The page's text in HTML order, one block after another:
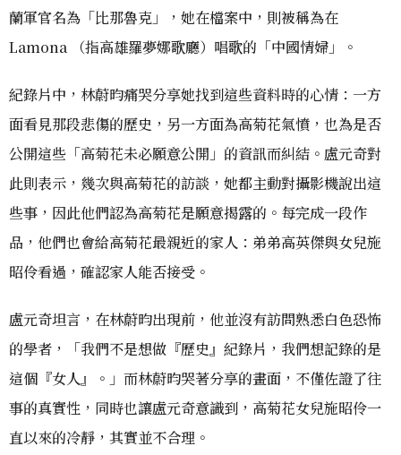
蘭軍官名為「比那魯克」，她在檔案中，則被稱為在
Lamona （指高雄羅夢娜歌廳）唱歌的「中國情婦」。
紀錄片中，林蔚昀痛哭分享她找到這些資料時的心情：一方
面看見那段悲傷的歷史，另一方面為高菊花氣憤，也為是否
公開這些「高菊花未必願意公開」的資訊而糾結。盧元奇對
此則表示，幾次與高菊花的訪談，她都主動對攝影機說出這
些事，因此他們認為高菊花是願意揭露的。每完成一段作
品，他們也會給高菊花最親近的家人：弟弟高英傑與女兒施
昭伶看過，確認家人能否接受。
盧元奇坦言，在林蔚昀出現前，他並沒有訪問熟悉白色恐怖
的學者，「我們不是想做『歷史』紀錄片，我們想記錄的是
這個『女人』。」而林蔚昀哭著分享的畫面，不僅佐證了往
事的真實性，同時也讓盧元奇意識到，高菊花女兒施昭伶一
直以來的冷靜，其實並不合理。